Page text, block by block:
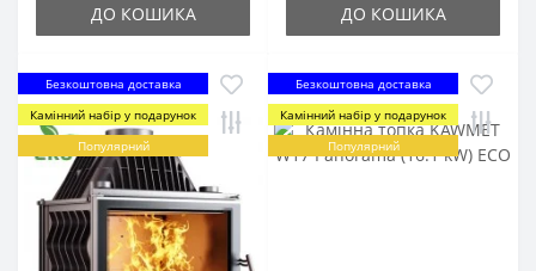
ДО КОШИКА ДО КОШИКА
Безкоштовна доставка
Камінний набір у подарунок
Популярний
Безкоштовна доставка
Камінний набір у подарунок
Популярний